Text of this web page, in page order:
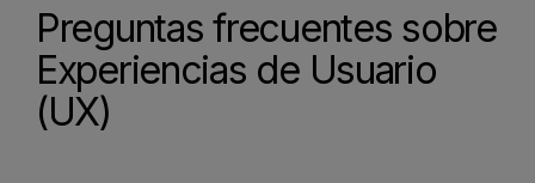
Preguntas frecuentes sobre
Experiencias de Usuario
(UX)